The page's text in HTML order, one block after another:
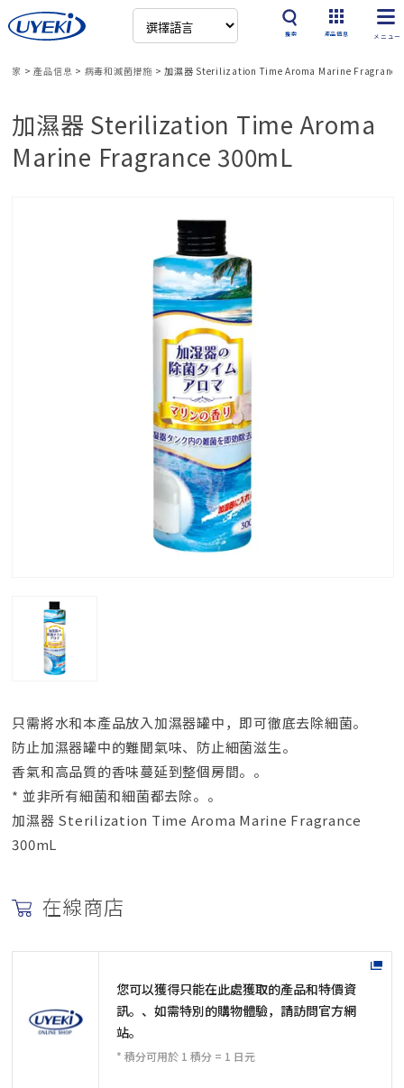
搜索 產品信息
家 >產品信息 > 病毒和滅菌措施 >加濕器 Sterilization Time Aroma Marine
加濕器 Sterilization Time Aroma
Marine Fragrance 300mL
只需將水和本產品放入加濕器罐中，即可徹底去除細菌。
防止加濕器罐中的難聞氣味、防止細菌滋生。
香氣和高品質的香味蔓延到整個房間。。
* 並非所有細菌和細菌都去除。。
加濕器 Sterilization Time Aroma Marine Fragrance
300mL
在線商店
您可以獲得只能在此處獲取的產品和特價資
訊。、如需特別的購物體驗，請訪問官方網
站。
* 積分可用於 1 積分 = 1 日元